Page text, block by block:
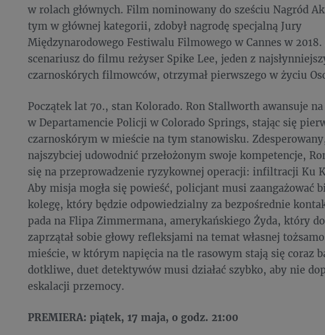
w rolach głównych. Film nominowany do sześciu Nagród
tym w głównej kategorii, zdobył nagrodę specjalną Jury
Międzynarodowego Festiwalu Filmowego w Cannes w 2018.
scenariusz do filmu reżyser Spike Lee, jeden z
czarnoskórych filmowców, otrzymał pierwszego w życiu
Początek lat 70., stan Kolorado. Ron Stallworth awansuje
w Departamencie Policji w Colorado Springs, stając się
czarnoskórym w mieście na tym stanowisku.
najszybciej udowodnić przełożonym swoje kompetencje,
się na przeprowadzenie ryzykownej operacji: infiltracji Ku
Aby misja mogła się powieść, policjant musi zaangażować
kolegę, który będzie odpowiedzialny za bezpośrednie
pada na Flipa Zimmermana, amerykańskiego Żyda, który
zaprzątał sobie głowy refleksjami na temat własnej
mieście, w którym napięcia na tle rasowym stają się coraz
dotkliwe, duet detektywów musi działać szybko, aby nie
eskalacji przemocy.
PREMIERA: piątek, 17 maja, o godz. 21:00